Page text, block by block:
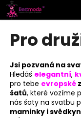
Přejít
na
obsah
Pro
Jsi pozvaná na
Hledáš elegantní,
pro tebe evropské
šatů, které vozíme
nás šaty na svatbu
maminky i
K
o
o
p
o
t